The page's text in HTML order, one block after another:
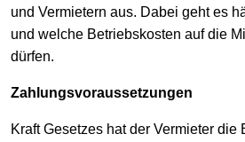
und Vermietern aus. Dabei geht es
und welche Betriebskosten auf die
dürfen.
Zahlungsvoraussetzungen
Kraft Gesetzes hat der Vermieter die